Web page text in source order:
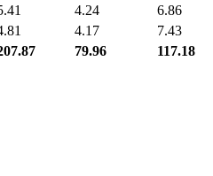
4.24 6.86
4.17 7.43
79.96 117.18